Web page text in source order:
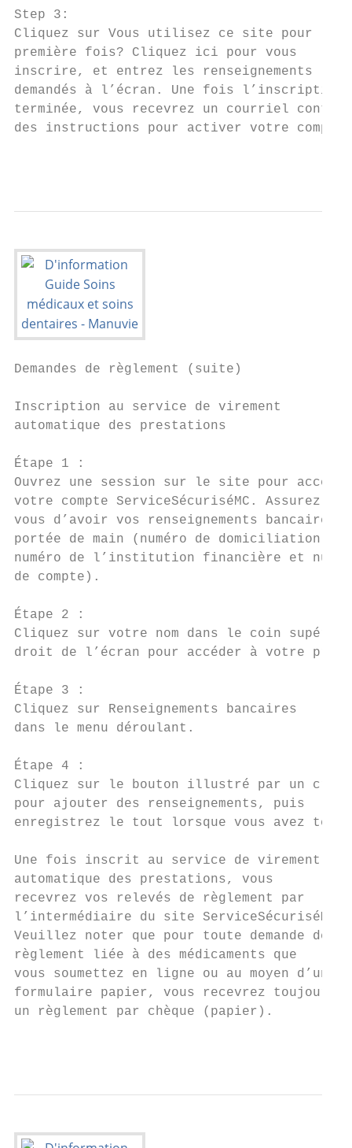
Step 3:
Cliquez sur Vous utilisez ce site pour la
première fois? Cliquez ici pour vous
inscrire, et entrez les renseignements
demandés à l’écran. Une fois l’inscription
terminée, vous recevrez un courriel
des instructions pour activer votre compte.
Demandes de règlement (suite)
Inscription au service de virement
automatique des prestations
Étape 1 :
Ouvrez une session sur le site pour
votre compte ServiceSécuriséMC. Assurez-
vous d’avoir vos renseignements bancaires à
portée de main (numéro de domiciliation,
numéro de l’institution financière et
de compte).
Étape 2 :
Cliquez sur votre nom dans le coin
droit de l’écran pour accéder à votre
Étape 3 :
Cliquez sur Renseignements bancaires
dans le menu déroulant.
Étape 4 :
Cliquez sur le bouton illustré par un
pour ajouter des renseignements, puis
enregistrez le tout lorsque vous avez
Une fois inscrit au service de virement
automatique des prestations, vous
recevrez vos relevés de règlement par
l’intermédiaire du site ServiceSécuriséMC.
Veuillez noter que pour toute demande de
règlement liée à des médicaments que
vous soumettez en ligne ou au moyen d’un
formulaire papier, vous recevrez toujours
un règlement par chèque (papier).